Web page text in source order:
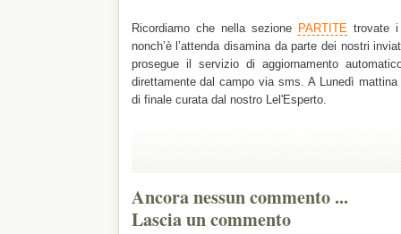
Ricordiamo che nella sezione PARTITEtrovate i
nonch’è l’attenda disamina da parte dei nostri
prosegue il servizio di aggiornamento
direttamente dal campo via sms. A Lunedì
di finale curata dal nostro Lel'Esperto.
Ancora nessun commento ...
Lascia un commento